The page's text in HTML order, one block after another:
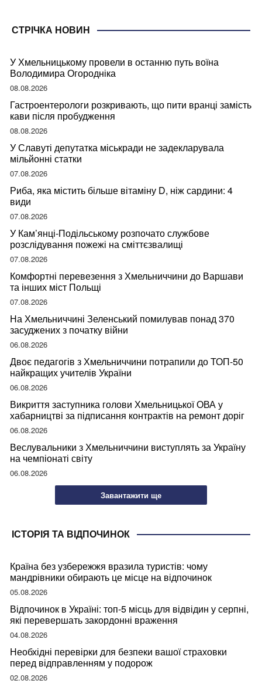
СТРІЧКА НОВИН
У Хмельницькому провели в останню путь воїна
Володимира Огородніка
08.08.2026
Гастроентерологи розкривають, що пити вранці замість
кави після пробудження
08.08.2026
У Славуті депутатка міськради не задекларувала
мільйонні статки
07.08.2026
Риба, яка містить більше вітаміну D, ніж сардини: 4
види
07.08.2026
У Кам’янці-Подільському розпочато службове
розслідування пожежі на сміттєзвалищі
07.08.2026
Комфортні перевезення з Хмельниччини до Варшави
та інших міст Польщі
07.08.2026
На Хмельниччині Зеленський помилував понад 370
засуджених з початку війни
06.08.2026
Двоє педагогів з Хмельниччини потрапили до ТОП-50
найкращих учителів України
06.08.2026
Викриття заступника голови Хмельницької ОВА у
хабарництві за підписання контрактів на ремонт доріг
06.08.2026
Веслувальники з Хмельниччини виступлять за Україну
на чемпіонаті світу
06.08.2026
Завантажити ще
ІСТОРІЯ ТА ВІДПОЧИНОК
Країна без узбережжя вразила туристів: чому
мандрівники обирають це місце на відпочинок
05.08.2026
Відпочинок в Україні: топ-5 місць для відвідин у серпні,
які перевершать закордонні враження
04.08.2026
Необхідні перевірки для безпеки вашої страховки
перед відправленням у подорож
02.08.2026